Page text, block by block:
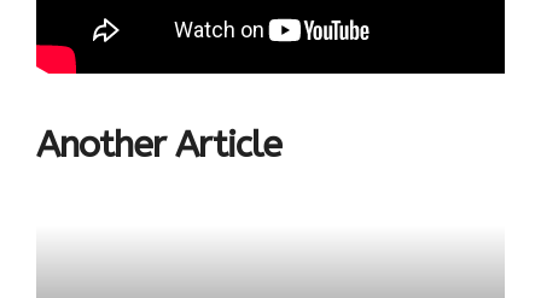
Another Article